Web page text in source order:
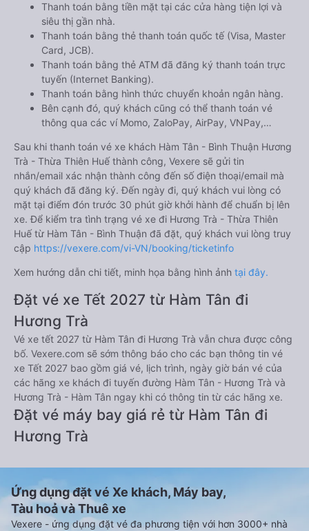
Thanh toán bằng tiền mặt tại các cửa hàng tiện lợi và
siêu thị gần nhà.
Thanh toán bằng thẻ thanh toán quốc tế (Visa, Master
Card, JCB).
Thanh toán bằng thẻ ATM đã đăng ký thanh toán trực
tuyến (Internet Banking).
Thanh toán bằng hình thức chuyển khoản ngân hàng.
Bên cạnh đó, quý khách cũng có thể thanh toán vé
thông qua các ví Momo, ZaloPay, AirPay, VNPay,…
Sau khi thanh toán vé xe khách Hàm Tân - Bình Thuận Hương
Trà - Thừa Thiên Huế thành công, Vexere sẽ gửi tin
nhắn/email xác nhận thành công đến số điện thoại/email mà
quý khách đã đăng ký. Đến ngày đi, quý khách vui lòng có
mặt tại điểm đón trước 30 phút giờ khởi hành để chuẩn bị lên
xe. Để kiểm tra tình trạng vé xe đi Hương Trà - Thừa Thiên
Huế từ Hàm Tân - Bình Thuận đã đặt, quý khách vui lòng truy
cập https://vexere.com/vi-VN/booking/ticketinfo
Xem hướng dẫn chi tiết, minh họa bằng hình ảnh tại đây.
Đặt vé xe Tết 2027 từ Hàm Tân đi
Hương Trà
Vé xe tết 2027 từ Hàm Tân đi Hương Trà vẫn chưa được công
bố. Vexere.com sẽ sớm thông báo cho các bạn thông tin vé
xe Tết 2027 bao gồm giá vé, lịch trình, ngày giờ bán vé của
các hãng xe khách đi tuyến đường Hàm Tân - Hương Trà và
Hương Trà - Hàm Tân ngay khi có thông tin từ các hãng xe.
Đặt vé máy bay giá rẻ từ Hàm Tân đi
Hương Trà
Ứng dụng đặt vé Xe khách, Máy bay,
Tàu hoả và Thuê xe
Vexere - ứng dụng đặt vé đa phương tiện với hơn 3000+ nhà